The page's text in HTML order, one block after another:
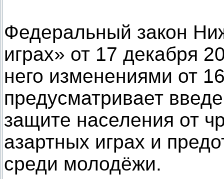
Федеральный закон
играх» от 17 декабря
него изменениями от
предусматривает
защите населения от
азартных играх и
среди молодёжи.